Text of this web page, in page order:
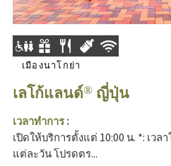
เมืองนาโกย่า
เลโก้แลนด์®ญี่ปุ่น
เวลาทำการ :
เปิดให้บริการตั้งแต่ 10:00 น. *: เว
แต่ละวัน โปรดตร...